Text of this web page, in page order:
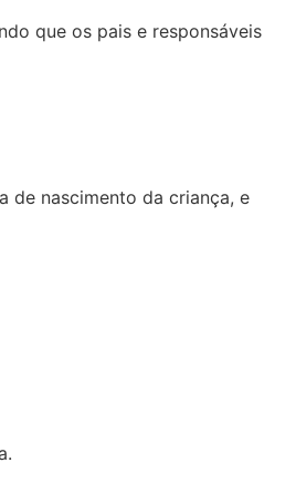
que os pais e responsáveis
de nascimento da criança, e